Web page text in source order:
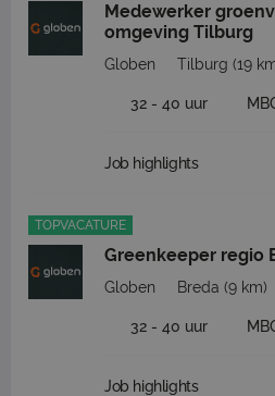
Medewerker
omgeving Tilburg
Globen Tilburg (19
32 - 40 uur
Job highlights
TOPVACATURE
Greenkeeper regio
Globen Breda (9 km)
32 - 40 uur
Job highlights